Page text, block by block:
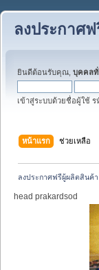
ลงประกาศ
ยินดีต้อนรับคุณ, บุคคลทั่
เข้าสู่ระบบด้วยชื่อผู้ใช้
หน้าแรก ช่วยเหลือ
ลงประกาศฟรีผู้ผลิตสินค้า
head prakardsod